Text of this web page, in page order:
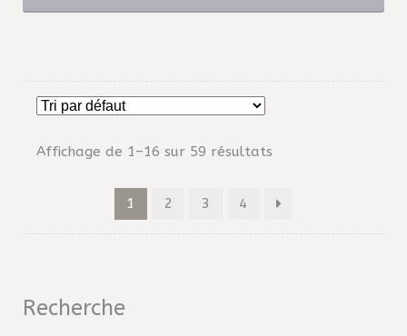
Affichage de 1–16 sur 59 résultats
1 2 3 4
Recherche